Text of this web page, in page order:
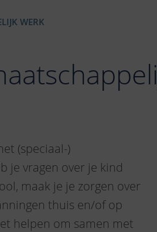
WERK
(speciaal-)
je vragen over je kind
maak je je zorgen over
thuis en/of op
helpen om samen met